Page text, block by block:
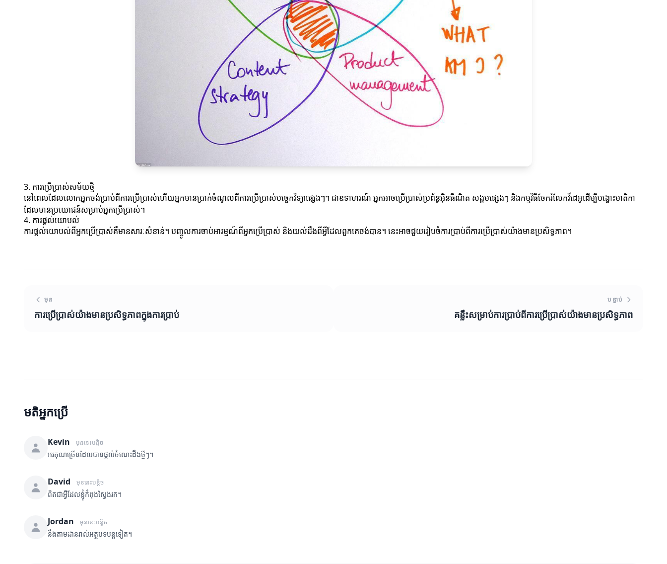
3. ការប្រើប្រាស់សម័យថ្មី
នៅពេលដែលលោកអ្នកចង់ប្រាប់ពីការប្រើប្រាស់ហើយអ្នកមានប្រាក់ចំណូលពីការប្រើប្រាស់បច្ចេកវិទ្យាផ្សេងៗ។ ជាឧទាហរណ៍ អ្នកអាចប្រើប្រាស់ប្រព័ន្ធអ៊ិនធឺណិត សង្គមផ្សេងៗ និងកម្មវិធីចែករំលែកវីដេអូដើម្បីបង្ហោះមាតិកា
ដែលមានប្រយោជន៍សម្រាប់អ្នកប្រើប្រាស់។
4. ការផ្តល់យោបល់
ការផ្តល់យោបល់ពីអ្នកប្រើប្រាស់គឺមានសារៈសំខាន់។ បញ្ចូលការចាប់អារម្មណ៍ពីអ្នកប្រើប្រាស់ និងយល់ដឹងពីអ្វីដែលពួកគេចង់បាន។ នេះអាចជួយរៀបចំការប្រាប់ពីការប្រើប្រាស់យ៉ាងមានប្រសិទ្ធភាព។
មុន
ការប្រើប្រាស់យ៉ាងមានប្រសិទ្ធភាពក្នុងការប្រាប់
បន្ទាប់
គន្លឹះសម្រាប់ការប្រាប់ពីការប្រើប្រាស់យ៉ាងមានប្រសិទ្ធភាព
មតិអ្នកប្រើ
Kevin មុននេះបន្តិច
អរគុណច្រើនដែលបានផ្តល់ចំណេះដឹងថ្មីៗ។
David មុននេះបន្តិច
ពិតជាអ្វីដែលខ្ញុំកំពុងស្វែងរក។
Jordan មុននេះបន្តិច
នឹងតាមដានរាល់អត្ថបទបន្តទៀត។